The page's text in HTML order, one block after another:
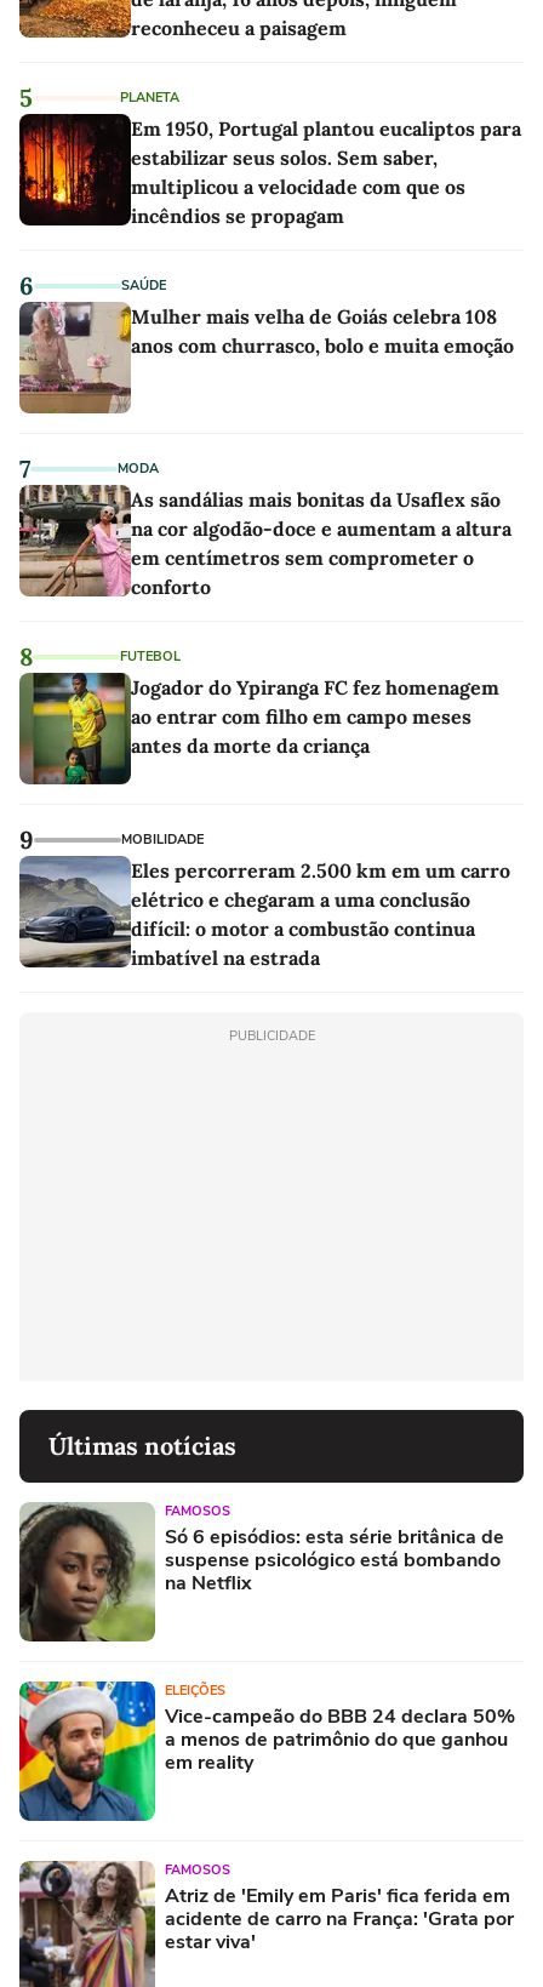
reconheceu a paisagem
5 PLANETA
Em 1950, Portugal plantou eucaliptos para
estabilizar seus solos. Sem saber,
multiplicou a velocidade com que os
incêndios se propagam
6 SAÚDE
Mulher mais velha de Goiás celebra 108
anos com churrasco, bolo e muita emoção
7 MODA
As sandálias mais bonitas da Usaflex são
na cor algodão-doce e aumentam a altura
em centímetros sem comprometer o
conforto
8 FUTEBOL
Jogador do Ypiranga FC fez homenagem
ao entrar com filho em campo meses
antes da morte da criança
9 MOBILIDADE
Eles percorreram 2.500 km em um carro
elétrico e chegaram a uma conclusão
difícil: o motor a combustão continua
imbatível na estrada
PUBLICIDADE
Últimas notícias
FAMOSOS
Só 6 episódios: esta série britânica de
suspense psicológico está bombando
na Netflix
ELEIÇÕES
Vice-campeão do BBB 24 declara 50%
a menos de patrimônio do que ganhou
em reality
FAMOSOS
Atriz de 'Emily em Paris' fica ferida em
acidente de carro na França: 'Grata por
estar viva'